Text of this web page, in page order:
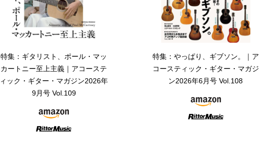
特集：ギタリスト、ポール・マッ
カートニー至上主義｜アコーステ
ィック・ギター・マガジン2026年
9月号 Vol.109
特集：やっぱり、ギブソン。｜ア
コースティック・ギター・マガジ
ン2026年6月号 Vol.108